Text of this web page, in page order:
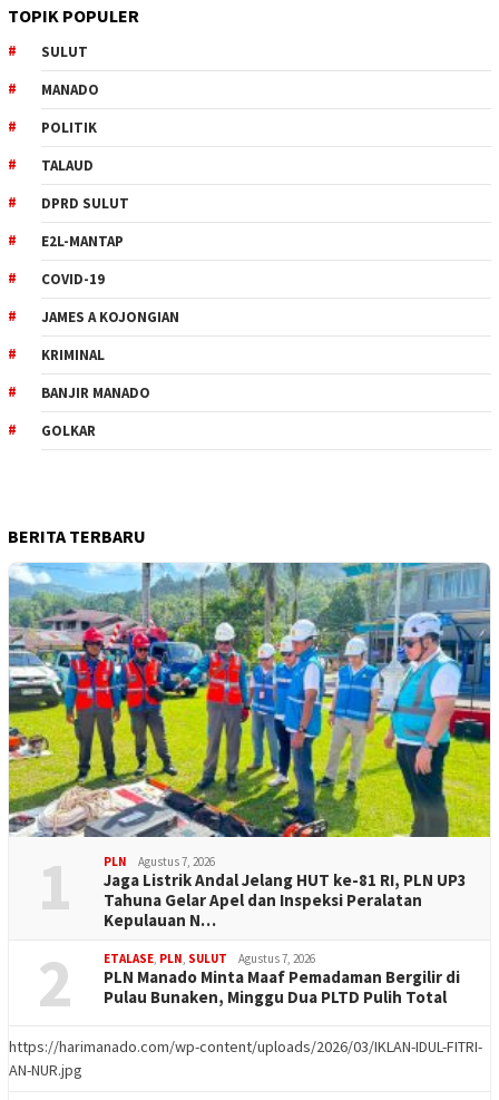
TOPIK POPULER
SULUT
MANADO
POLITIK
TALAUD
DPRD SULUT
E2L-MANTAP
COVID-19
JAMES A KOJONGIAN
KRIMINAL
BANJIR MANADO
GOLKAR
BERITA TERBARU
1 PLN Agustus 7, 2026
Jaga Listrik Andal Jelang HUT ke-81 RI, PLN UP3
Tahuna Gelar Apel dan Inspeksi Peralatan
Kepulauan N…
2 ETALASE PLN SULUT Agustus 7, 2026
PLN Manado Minta Maaf Pemadaman Bergilir di
Pulau Bunaken, Minggu Dua PLTD Pulih Total
https://harimanado.com/wp-content/uploads/2026/03/IKLAN-IDUL-FITRI-
AN-NUR.jpg